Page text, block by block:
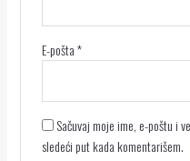
E-pošta*
Sačuvaj moje ime, e-poštu i
sledeći put kada komentarišem.